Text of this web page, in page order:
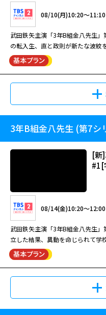
08/10(月)10:20～11:10
武田鉄矢主演「3年B組金八先生
の転入生、直と政則が新たな波紋
徒を熱演！
3年
武田鉄矢主演「3年B組金八先生
の転入生、直と政則が新たな波紋
徒を熱演！
08/10(月)11:10～12:00
3年B組金八先生 (第7シ
[新
#1[
08/14(金)10:20～12:00
武田鉄矢主演「3年B組金八先生
立した結果、異動を命じられて学